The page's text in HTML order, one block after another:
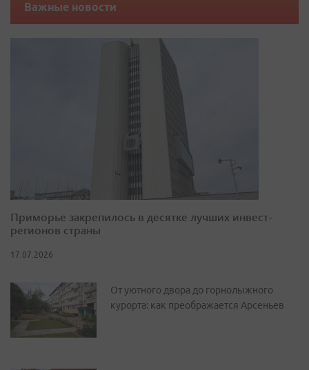
Важные новости
Приморье закрепилось в десятке лучших инвест-
регионов страны
17.07.2026
От уютного двора до горнолыжного
курорта: как преображается Арсеньев